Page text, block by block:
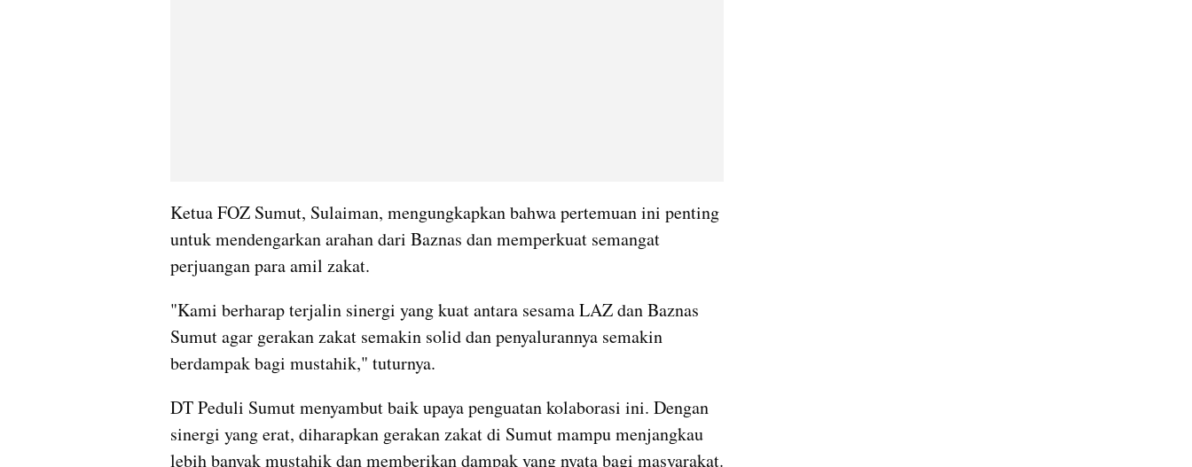
Ketua FOZ Sumut, Sulaiman, mengungkapkan bahwa pertemuan ini penting
untuk mendengarkan arahan dari Baznas dan memperkuat semangat
perjuangan para amil zakat.
"Kami berharap terjalin sinergi yang kuat antara sesama LAZ dan Baznas
Sumut agar gerakan zakat semakin solid dan penyalurannya semakin
berdampak bagi mustahik," tuturnya.
DT Peduli Sumut menyambut baik upaya penguatan kolaborasi ini. Dengan
sinergi yang erat, diharapkan gerakan zakat di Sumut mampu menjangkau